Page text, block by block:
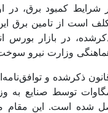
شرایط کمبود برق،
است از تامین برق این
در بازار
وزارت نیرو سوخت
قانون ذکرشده و
شده است. این مقام